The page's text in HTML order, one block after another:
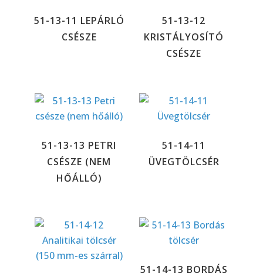
51-13-11 LEPÁRLÓ
CSÉSZE
51-13-12
KRISTÁLYOSÍTÓ
CSÉSZE
51-13-13 PETRI
CSÉSZE (NEM
HŐÁLLÓ)
51-14-11
ÜVEGTÖLCSÉR
51-14-13 BORDÁS